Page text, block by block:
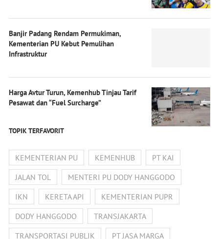
Banjir Padang Rendam Permukiman,
Kementerian PU Kebut Pemulihan
Infrastruktur
Harga Avtur Turun, Kemenhub Tinjau Tarif
Pesawat dan “Fuel Surcharge”
TOPIK TERFAVORIT
KEMENTERIAN PU KEMENHUB
PT KAI
JALAN TOL
MENTERI PU DODY HANGGODO
IKN
KERETA API
KEMENTERIAN PUPR
DODY HANGGODO
TRANSJAKARTA
TRANSPORTASI PUBLIK
PT JASA MARGA